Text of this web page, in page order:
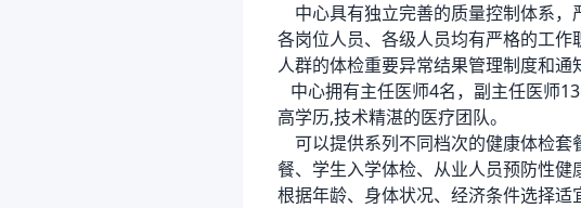
中心具有独立完善的质量控制体系
各岗位人员、各级人员均有严格的工
人群的体检重要异常结果管理制度和通
中心拥有主任医师4名，副主任医师
高学历,技术精湛的医疗团队。
可以提供系列不同档次的健康体检
餐、学生入学体检、从业人员预防性
根据年龄、身体状况、经济条件选择适